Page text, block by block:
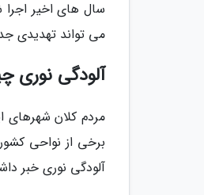
سال های اخیر
می تواند تهدیدی
آلودگی نوری
مردم کلان شهرهای
برخی از نواحی
آلودگی نوری خبر